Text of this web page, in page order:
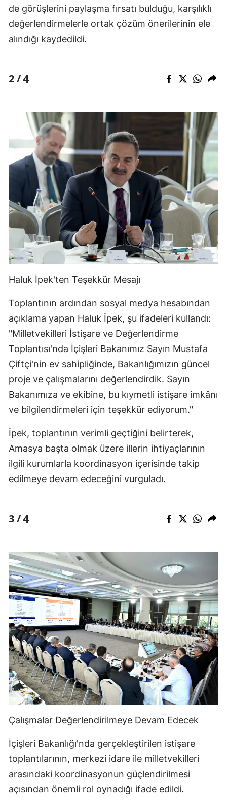
de görüşlerini paylaşma fırsatı bulduğu, karşılıklı
değerlendirmelerle ortak çözüm önerilerinin ele
alındığı kaydedildi.
2 /4
Haluk İpek'ten Teşekkür Mesajı
Toplantının ardından sosyal medya hesabından
açıklama yapan Haluk İpek, şu ifadeleri kullandı:
"Milletvekilleri İstişare ve Değerlendirme
Toplantısı'nda İçişleri Bakanımız Sayın Mustafa
Çiftçi'nin ev sahipliğinde, Bakanlığımızın güncel
proje ve çalışmalarını değerlendirdik. Sayın
Bakanımıza ve ekibine, bu kıymetli istişare imkânı
ve bilgilendirmeleri için teşekkür ediyorum."
İpek, toplantının verimli geçtiğini belirterek,
Amasya başta olmak üzere illerin ihtiyaçlarının
ilgili kurumlarla koordinasyon içerisinde takip
edilmeye devam edeceğini vurguladı.
3 /4
Çalışmalar Değerlendirilmeye Devam Edecek
İçişleri Bakanlığı'nda gerçekleştirilen istişare
toplantılarının, merkezi idare ile milletvekilleri
arasındaki koordinasyonun güçlendirilmesi
açısından önemli rol oynadığı ifade edildi.